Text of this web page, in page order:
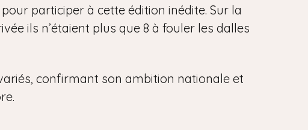
participer à cette édition inédite. Sur la
ils n’étaient plus que 8 à fouler les dalles
confirmant son ambition nationale et